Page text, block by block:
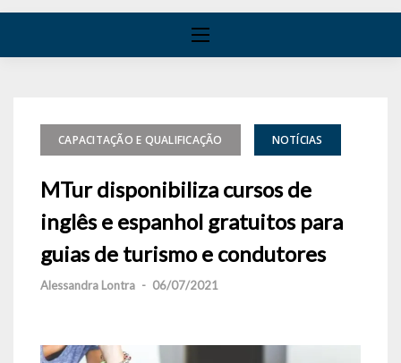
CAPACITAÇÃO E QUALIFICAÇÃO NOTÍCIAS
MTur disponibiliza cursos de
inglês e espanhol gratuitos para
guias de turismo e condutores
Alessandra Lontra - 06/07/2021